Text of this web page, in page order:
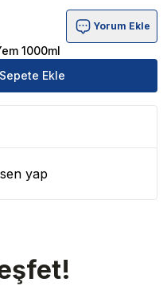
Yorumları
Yorum Ekle
1000ml
Sepete Ekle
yap